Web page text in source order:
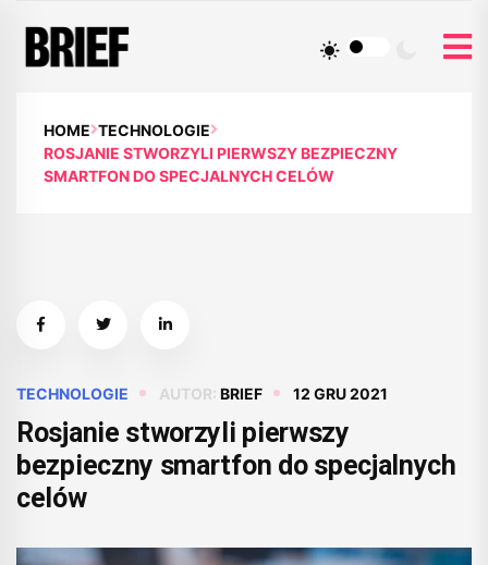
HOME TECHNOLOGIE
ROSJANIE STWORZYLI PIERWSZY BEZPIECZNY
SMARTFON DO SPECJALNYCH CELÓW
TECHNOLOGIE AUTOR: BRIEF 12 GRU 2021
Rosjanie stworzyli pierwszy
bezpieczny smartfon do specjalnych
celów